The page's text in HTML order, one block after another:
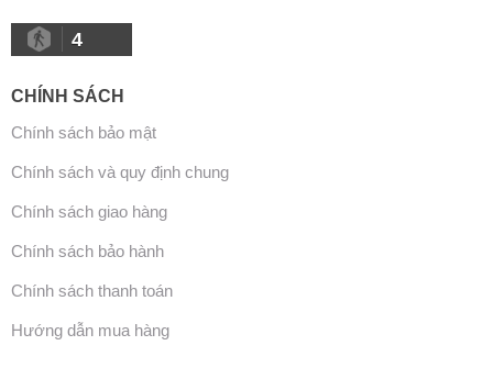
4
CHÍNH SÁCH
Chính sách bảo mật
Chính sách và quy định chung
Chính sách giao hàng
Chính sách bảo hành
Chính sách thanh toán
Hướng dẫn mua hàng